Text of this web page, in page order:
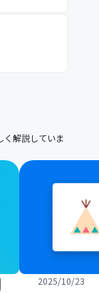
く解説していま
2025/10/23